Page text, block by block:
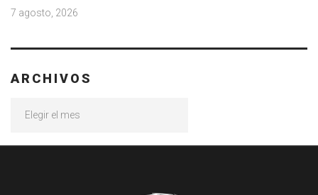
7 agosto, 2026
ARCHIVOS